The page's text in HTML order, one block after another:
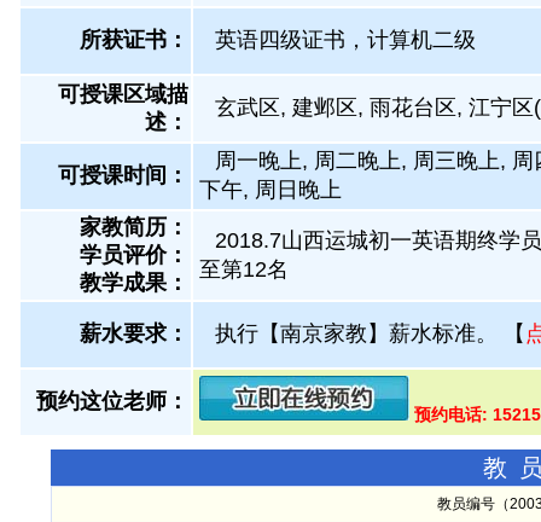
所获证书 ： 英语四级证书，计算机二级
可授课区域描
述：
玄武区, 建邺区, 雨花台区, 江宁
可授课时间：
周一晚上, 周二晚上, 周三晚上,
下午, 周日晚上
家教简历：
学员评价：
教学成果：
2018.7山西运城初一英语期终学
至第12名
薪水要求： 执行【南京家教】薪水标准。 【
预约这位老师：
预约电话:
教
教员编号（